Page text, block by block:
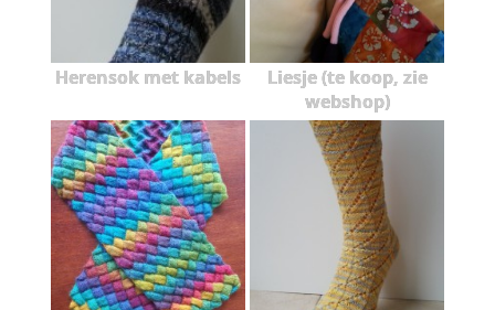
Herensok met kabels
Liesje (te koop, zie
webshop)